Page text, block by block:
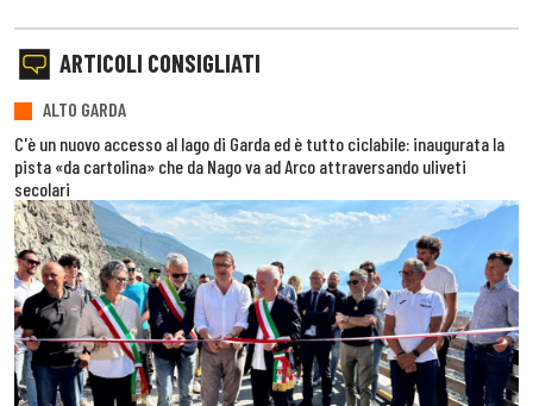
ARTICOLI CONSIGLIATI
ALTO GARDA
C'è un nuovo accesso al lago di Garda ed è tutto ciclabile: inaugurata la
pista «da cartolina» che da Nago va ad Arco attraversando uliveti
secolari